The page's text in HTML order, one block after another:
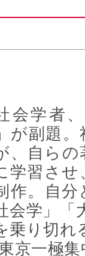
会学者
が副題
、自らの
学習させ
作。自分
会学」「
乗り切れ
京一極